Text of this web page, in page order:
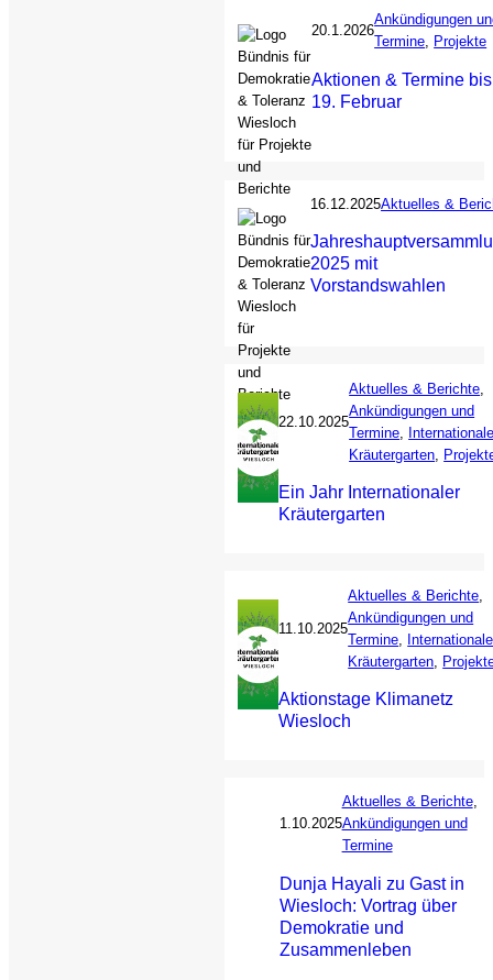
20.1.2026
Ankündigungen
Termine, Projekte
Aktionen & Termine bis
19. Februar
16.12.2025Aktuelles &
2025 mit
Vorstandswahlen
22.10.2025
Aktuelles & Berichte
Ankündigungen und
Termine
Kräutergarten
Ein Jahr Internationaler
Kräutergarten
11.10.2025
Aktuelles & Berichte
Ankündigungen und
Termine
Kräutergarten
Aktionstage Klimanetz
Wiesloch
1.10.2025
Aktuelles & Berichte
Ankündigungen und
Termine
Dunja Hayali zu Gast in
Wiesloch: Vortrag über
Demokratie und
Zusammenleben